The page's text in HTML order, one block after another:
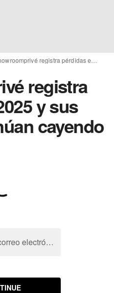
registra
y sus
cayendo
Dirección de correo electrónico